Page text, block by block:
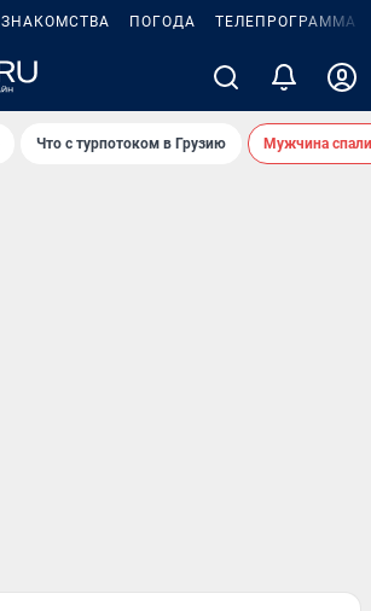
ЗНАКОМСТВА ПОГОДА ТЕЛЕПРОГРАММА
Что с турпотоком в Грузию Мужчина